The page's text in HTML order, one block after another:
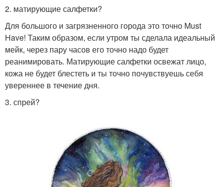
2. матирующие салфетки?
Для большого и загрязненного города это точно Must
Have! Таким образом, если утром ты сделала идеальный
мейк, через пару часов его точно надо будет
реанимировать. Матирующие салфетки освежат лицо,
кожа не будет блестеть и ты точно почувствуешь себя
увереннее в течение дня.
3. спрей?